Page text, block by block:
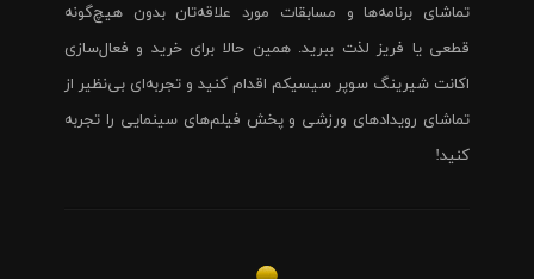
تماشای برنامه‌ها و مسابقات مورد علاقه‌تان بدون هیچ‌گونه
قطعی یا فریز لذت ببرید. همین حالا برای خرید و فعال‌سازی
اکانت شیرینگ سوپر سیسیکم اقدام کنید و تجربه‌ای بی‌نظیر از
تماشای رویدادهای ورزشی و پخش فیلم‌های سینمایی را تجربه
کنید!